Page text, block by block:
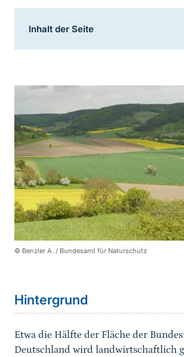
Inhalt der Seite
Ergebnisse
© Benzler A. / Bundesamt für Naturschutz
Hintergrund
Etwa die Hälfte der Fläche der
Deutschland wird landwirtschaftlich